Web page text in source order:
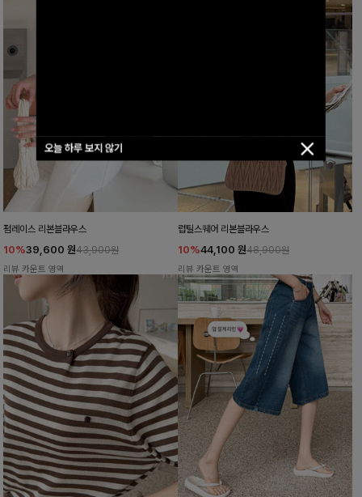
오늘 하루 보지 않기
펌레이스 리본블라우스
10%39,600 원43,900원
리뷰 카운트 영역
럽틸스퀘어 리본블라우스
10%44,100 원48,900원
리뷰 카운트 영역